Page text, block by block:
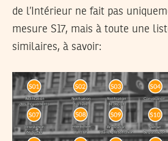
de l’Intérieur ne fait pas
mesure S17, mais à toute une
similaires, à savoir: